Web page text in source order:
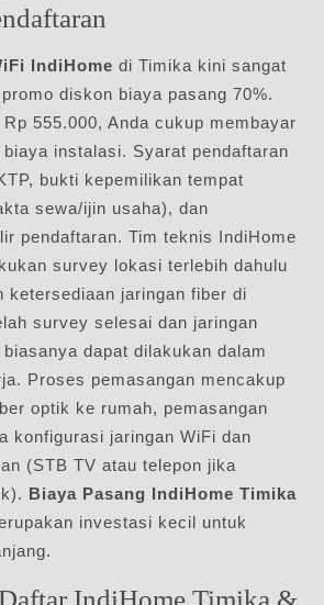
IndiHome di Timika kini sangat
diskon biaya pasang 70%.
555.000, Anda cukup membayar
biaya instalasi. Syarat pendaftaran
bukti kepemilikan tempat
sewa/ijin usaha), dan
pendaftaran. Tim teknis IndiHome
survey lokasi terlebih dahulu
ketersediaan jaringan fiber di
survey selesai dan jaringan
dapat dilakukan dalam
Proses pemasangan mencakup
optik ke rumah, pemasangan
konfigurasi jaringan WiFi dan
(STB TV atau telepon jika
Biaya Pasang IndiHome Timika
investasi kecil untuk
IndiHome Timika &